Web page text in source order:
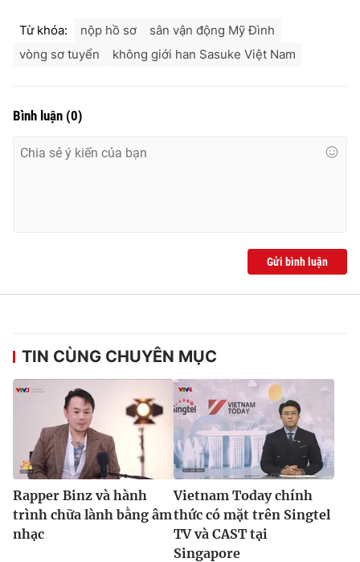
Từ khóa: nộp hồ sơ
sân vận động Mỹ Đình
vòng sơ tuyển
không giới han Sasuke Việt Nam
Bình luận (0)
Gửi bình luận
TIN CÙNG CHUYÊN MỤC
Rapper Binz và hành
trình chữa lành bằng âm
nhạc
Vietnam Today chính
thức có mặt trên Singtel
TV và CAST tại
Singapore